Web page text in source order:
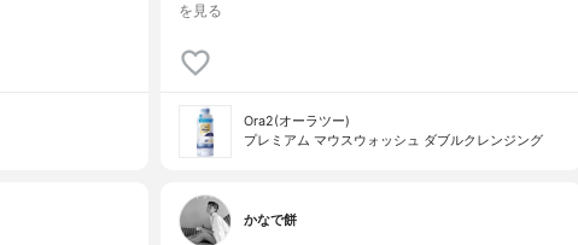
を見る
Ora2(オーラツー)
プレミアム マウスウォッシュ ダブルクレンジング
かなで餅